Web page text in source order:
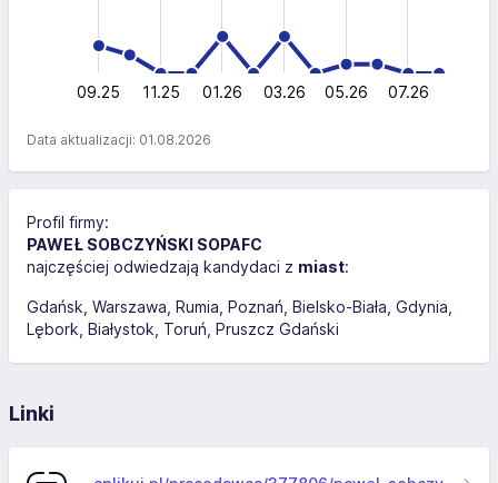
L
09.25 11.25 01.26 03.26 05.26 07.26
Data aktualizacji: 01.08.2026
Profil firmy:
PAWEŁ SOBCZYŃSKI SOPAFC
najczęściej odwiedzają kandydaci z miast:
Gdańsk Warszawa Rumia Poznań Bielsko-Biała Gdynia
Lębork Białystok Toruń Pruszcz Gdański
Linki